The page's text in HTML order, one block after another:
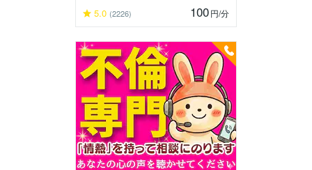
5.0 (2226) 100円/分